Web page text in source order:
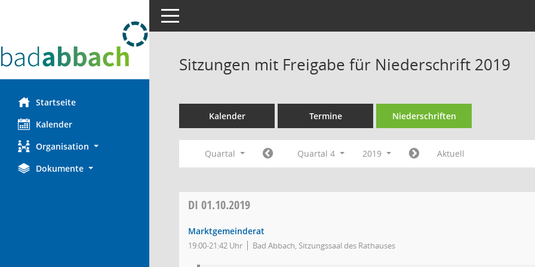
Startseite
Kalender
Organisation
Dokumente
Toggle navigation
Sitzungen mit Freigabe für Niederschrift 2019
Kalender Termine Niederschriften
Quartal Quartal 4 2019 Aktuell
DI 01.10.2019
Marktgemeinderat
19:00-21:42 Uhr Bad Abbach, Sitzungssaal des Rathauses